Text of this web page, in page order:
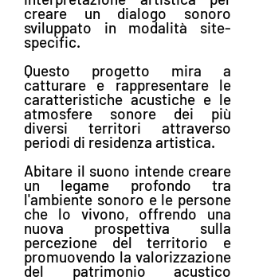
creare un dialogo sonoro
sviluppato in modalità site-
specific.
Questo progetto mira a
catturare e rappresentare le
caratteristiche acustiche e le
atmosfere sonore dei più
diversi territori attraverso
periodi di residenza artistica.
Abitare il suono intende creare
un legame profondo tra
l'ambiente sonoro e le persone
che lo vivono, offrendo una
nuova prospettiva sulla
percezione del territorio e
promuovendo la valorizzazione
del patrimonio acustico